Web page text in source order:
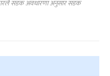
सडक अवधारणा अनुसार सडक